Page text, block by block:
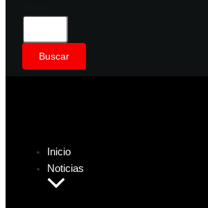
Buscar
Inicio
Noticias